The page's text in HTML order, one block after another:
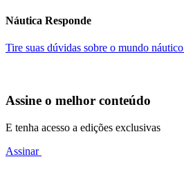
Náutica Responde
Tire suas dúvidas sobre o mundo náutico
Assine o melhor conteúdo
E tenha acesso a edições exclusivas
Assinar